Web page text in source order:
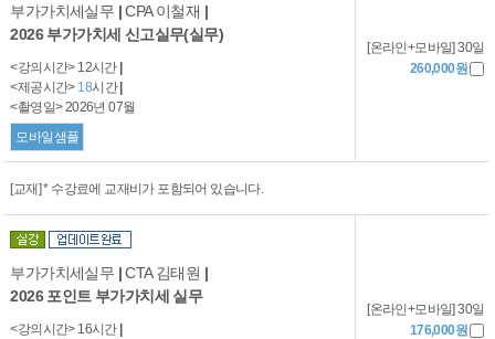
부가가치세실무 |CPA 이철재 |
2026 부가가치세 신고실무(실무)
<강의시간> 12시간
<제공시간> 18시간
<촬영일> 2026년 07월
모바일샘플
[온라인+모바일] 30일
260,000원
[교재] * 수강료에 교재비가 포함되어 있습니다.
부가가치세실무 |CTA 김태원 |
2026 포인트 부가가치세 실무
<강의시간> 16시간
[온라인+모바일] 30일
176,000원